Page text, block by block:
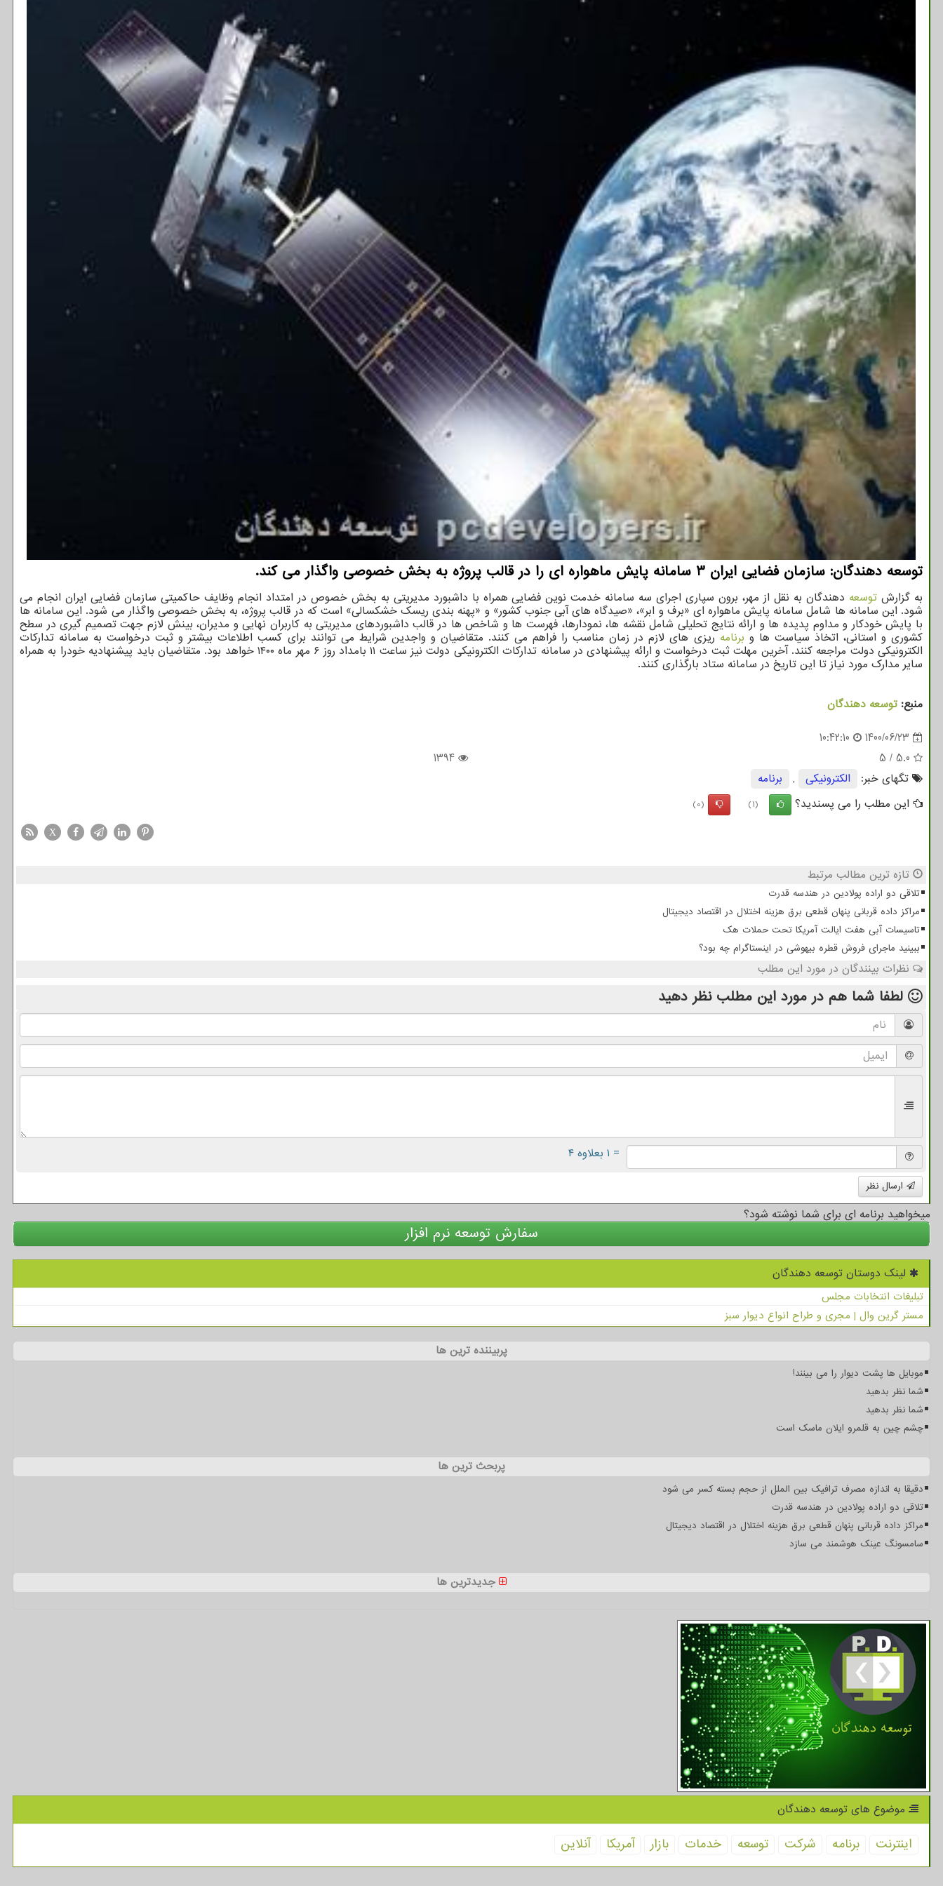
توسعه دهندگان: سازمان فضایی ایران 3 سامانه پایش ماهواره ای را در قالب پروژه به بخش خصوصی واگذار می کند.
به گزارش توسعه دهندگان به نقل از مهر، برون سپاری اجرای سه سامانه خدمت نوین فضایی همراه با داشبورد مدیریتی به بخش خصوص در امتداد انجام وظایف حاکمیتی سازمان فضایی ایران انجام می
شود. این سامانه ها شامل سامانه پایش ماهواره ای «برف و ابر»، «صیدگاه های آبی جنوب کشور» و «پهنه بندی ریسک خشکسالی» است که در قالب پروژه، به بخش خصوصی واگذار می شود. این سامانه ها
با پایش خودکار و مداوم پدیده ها و ارائه نتایج تحلیلی شامل نقشه ها، نمودارها، فهرست ها و شاخص ها در قالب داشبوردهای مدیریتی به کاربران نهایی و مدیران، بینش لازم جهت تصمیم گیری در سطح
کشوری و استانی، اتخاذ سیاست ها و برنامه ریزی های لازم در زمان مناسب را فراهم می کنند. متقاضیان و واجدین شرایط می توانند برای کسب اطلاعات بیشتر و ثبت درخواست به سامانه تدارکات
الکترونیکی دولت مراجعه کنند. آخرین مهلت ثبت درخواست و ارائه پیشنهادی در سامانه تدارکات الکترونیکی دولت نیز ساعت ۱۱ بامداد روز ۶ مهر ماه ۱۴۰۰ خواهد بود. متقاضیان باید پیشنهادیه خودرا به همراه
سایر مدارک مورد نیاز تا این تاریخ در سامانه ستاد بارگذاری کنند.
منبع: توسعه دهندگان
1400/06/23
10:42:10
5.0
/
5
1394
تگهای خبر:
الكترونیكی ,
برنامه
این مطلب را می پسندید؟
(1)
(0)
X
تازه ترین مطالب مرتبط
تلاقی دو اراده پولادین در هندسه قدرت
مراکز داده قربانی پنهان قطعی برق هزینه اختلال در اقتصاد دیجیتال
تاسیسات آبی هفت ایالت آمریکا تحت حملات هک
ببینید ماجرای فروش قطره بیهوشی در اینستاگرام چه بود؟
نظرات بینندگان در مورد این مطلب
لطفا شما هم در مورد این مطلب نظر دهید
= ۱ بعلاوه ۴
ارسال نظر
میخواهید برنامه ای برای شما نوشته شود؟
سفارش توسعه نرم افزار
لینک دوستان توسعه دهندگان
تبلیغات انتخابات مجلس
مستر گرین وال | مجری و طراح انواع دیوار سبز
پربیننده ترین ها
موبایل ها پشت دیوار را می بینند!
شما نظر بدهید
شما نظر بدهید
چشم چین به قلمرو ایلان ماسک است
پربحث ترین ها
دقیقا به اندازه مصرف ترافیک بین الملل از حجم بسته کسر می شود
تلاقی دو اراده پولادین در هندسه قدرت
مراکز داده قربانی پنهان قطعی برق هزینه اختلال در اقتصاد دیجیتال
سامسونگ عینک هوشمند می سازد
جدیدترین ها
موضوع های توسعه دهندگان
اینترنت برنامه شركت توسعه خدمات بازار آمریكا آنلاین